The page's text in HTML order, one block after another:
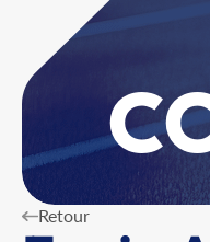
Retour